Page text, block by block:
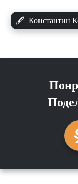
🖋 Константин